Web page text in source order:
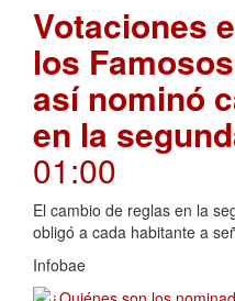
Votaciones
los
así nominó
en la
01:00
El cambio de reglas en la
obligó a cada habitante a
Infobae